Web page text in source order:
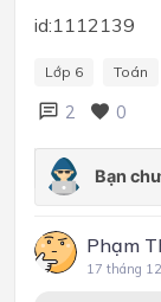
id:1112139
Lớp 6 Toán
2 0
Phạm
17 tháng